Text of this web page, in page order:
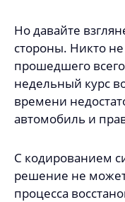
Но давайте
стороны. Никто не
прошедшего
недельный курс
времени
автомобиль и
С кодированием
решение не
процесса